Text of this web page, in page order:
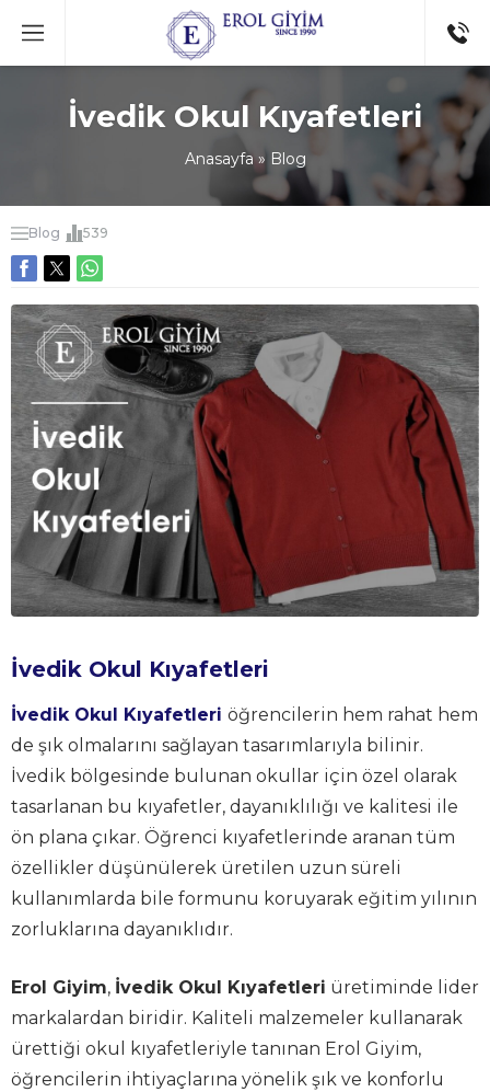
İvedik Okul Kıyafetleri
Anasayfa» Blog
Blog 539
İvedik Okul Kıyafetleri
İvedik Okul Kıyafetleri öğrencilerin hem rahat hem
de şık olmalarını sağlayan tasarımlarıyla bilinir.
İvedik bölgesinde bulunan okullar için özel olarak
tasarlanan bu kıyafetler, dayanıklılığı ve kalitesi ile
ön plana çıkar. Öğrenci kıyafetlerinde aranan tüm
özellikler düşünülerek üretilen uzun süreli
kullanımlarda bile formunu koruyarak eğitim yılının
zorluklarına dayanıklıdır.
Erol Giyim, İvedik Okul Kıyafetleri üretiminde lider
markalardan biridir. Kaliteli malzemeler kullanarak
ürettiği okul kıyafetleriyle tanınan Erol Giyim,
öğrencilerin ihtiyaçlarına yönelik şık ve konforlu